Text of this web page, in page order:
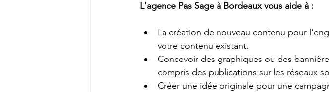
L'agence Pas Sage à Bordeaux vous aide à :
La création de nouveau contenu pour
votre contenu existant.
Concevoir des graphiques ou des
compris des publications sur les réseaux
Créer une idée originale pour une